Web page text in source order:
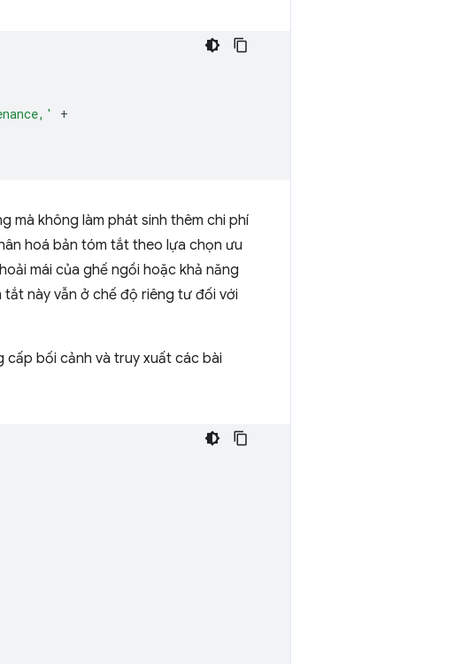
+
mà không làm phát sinh thêm chi phí
hoá bản tóm tắt theo lựa chọn ưu
mái của ghế ngồi hoặc khả năng
tắt này vẫn ở chế độ riêng tư đối với
cấp bối cảnh và truy xuất các bài